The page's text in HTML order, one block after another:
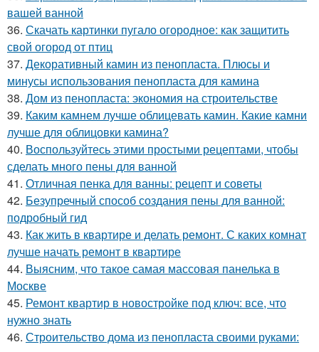
вашей ванной
36. Скачать картинки пугало огородное: как защитить
свой огород от птиц
37. Декоративный камин из пенопласта. Плюсы и
минусы использования пенопласта для камина
38. Дом из пенопласта: экономия на строительстве
39. Каким камнем лучше облицевать камин. Какие камни
лучше для облицовки камина?
40. Воспользуйтесь этими простыми рецептами, чтобы
сделать много пены для ванной
41. Отличная пенка для ванны: рецепт и советы
42. Безупречный способ создания пены для ванной:
подробный гид
43. Как жить в квартире и делать ремонт. С каких комнат
лучше начать ремонт в квартире
44. Выясним, что такое самая массовая панелька в
Москве
45. Ремонт квартир в новостройке под ключ: все, что
нужно знать
46. Строительство дома из пенопласта своими руками: